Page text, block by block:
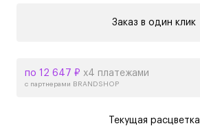
Заказ в один клик
по 12 647 ₽ х4 платежами
с партнерами BRANDSHOP
Текущая расцветка